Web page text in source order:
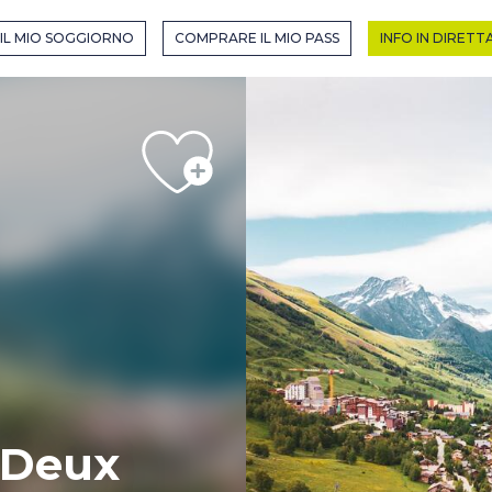
MODE HIVER
MIO SOGGIORNO COMPRARE IL MIO PASS INFO IN